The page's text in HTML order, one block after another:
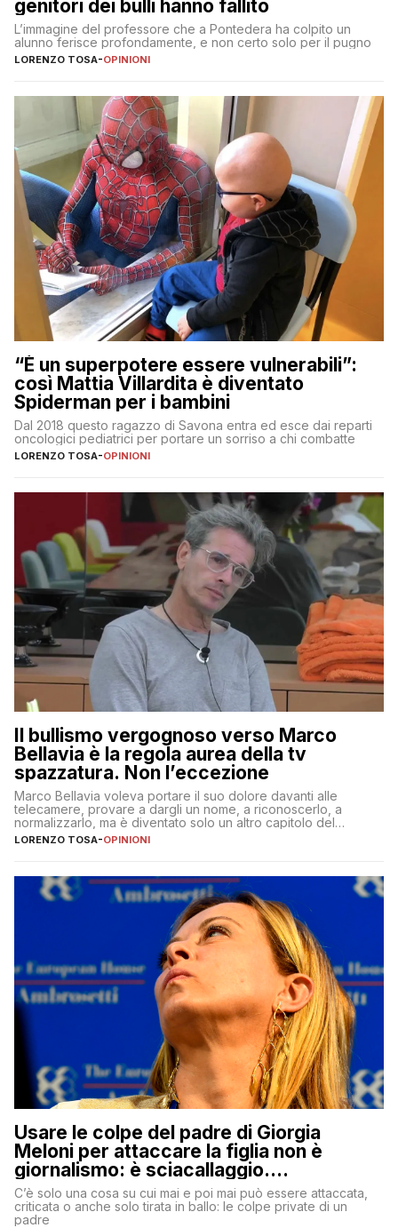
genitori dei bulli hanno fallito
L’immagine del professore che a Pontedera ha colpito un
alunno ferisce profondamente, e non certo solo per il pugno
LORENZO TOSA-OPINIONI
“È un superpotere essere vulnerabili”:
così Mattia Villardita è diventato
Spiderman per i bambini
Dal 2018 questo ragazzo di Savona entra ed esce dai reparti
oncologici pediatrici per portare un sorriso a chi combatte
LORENZO TOSA-OPINIONI
Il bullismo vergognoso verso Marco
Bellavia è la regola aurea della tv
spazzatura. Non l’eccezione
Marco Bellavia voleva portare il suo dolore davanti alle
telecamere, provare a dargli un nome, a riconoscerlo, a
normalizzarlo, ma è diventato solo un altro capitolo del
copione
LORENZO TOSA-OPINIONI
Usare le colpe del padre di Giorgia
Meloni per attaccare la figlia non è
giornalismo: è sciacallaggio.
Dimostriamo di essere diversi
C’è solo una cosa su cui mai e poi mai può essere attaccata,
criticata o anche solo tirata in ballo: le colpe private di un
padre